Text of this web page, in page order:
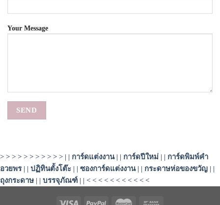
Your Message
> > > > > > > > > > > | | การ์ดแต่งงาน| | การ์ดปีใหม่ | | การ์ดพิมพ์คำ
อวยพร| | ปฏิทินตั้งโต๊ะ | | ซองการ์ดแต่งงาน| | กระดาษห่อของขวัญ | |
ถุงกระดาษ | | บรรจุภัณฑ์ | | < < < < < < < < < < <